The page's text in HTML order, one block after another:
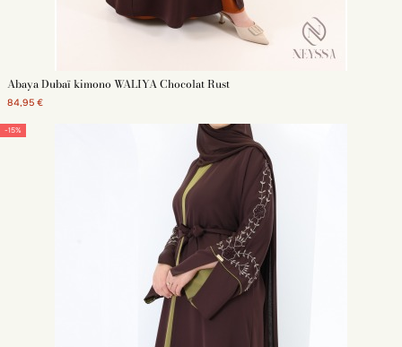
Abaya Dubaï kimono WALIYA Chocolat Rust
84,95 €
-15%